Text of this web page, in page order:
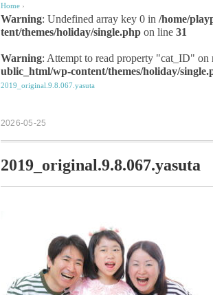
Home ›
Warning: Undefined array key 0 in /home/
tent/themes/holiday/single.php on line 31
Warning: Attempt to read property "cat_ID" on
ublic_html/wp-content/themes/holiday/
2019_original.9.8.067.yasuta
2026-05-25
2019_original.9.8.067.yasuta